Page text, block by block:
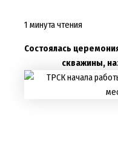
1 минута чтения
Состоялась
скважины,